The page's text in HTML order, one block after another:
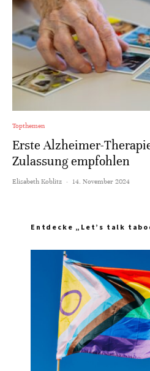
Topthemen
Erste Alzheimer-
Zulassung empfohlen
Elisabeth Koblitz · 14. November 2024
Entdecke „Let’s talk